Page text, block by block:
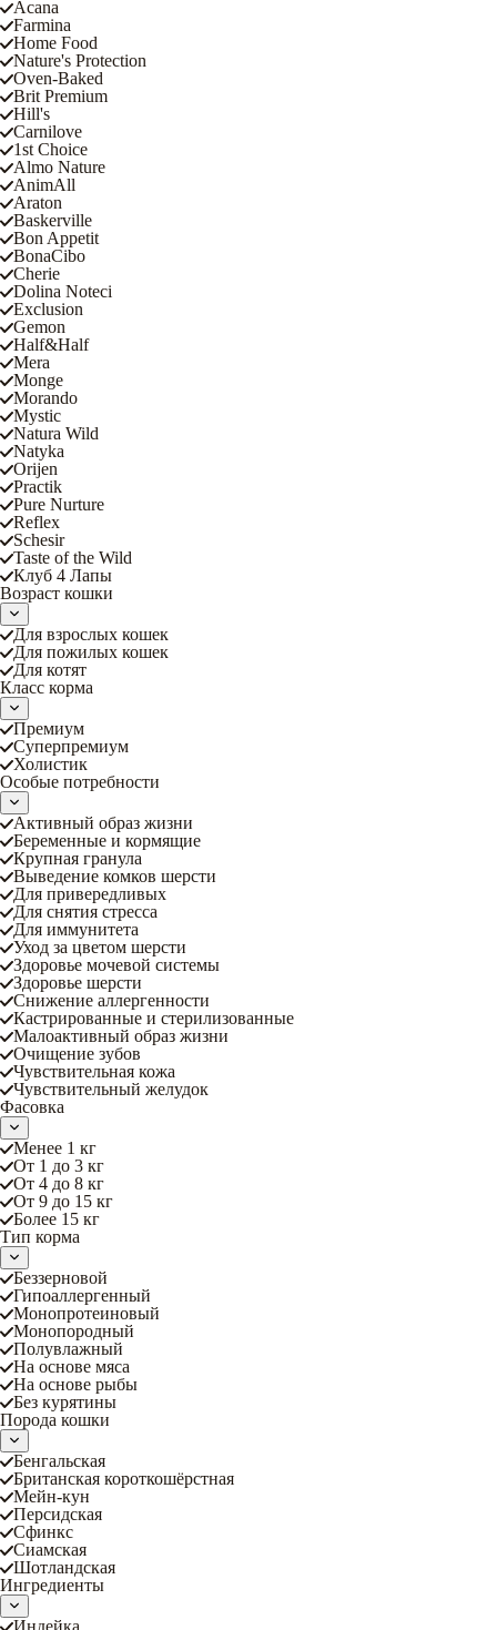
Acana
Farmina
Home Food
Nature's Protection
Oven-Baked
Brit Premium
Hill's
Carnilove
1st Choice
Almo Nature
AnimAll
Araton
Baskerville
Bon Appetit
BonaCibo
Cherie
Dolina Noteci
Exclusion
Gemon
Half&Half
Mera
Monge
Morando
Mystic
Natura Wild
Natyka
Orijen
Practik
Pure Nurture
Reflex
Schesir
Taste of the Wild
Клуб 4 Лапы
Возраст кошки
Для взрослых кошек
Для пожилых кошек
Для котят
Класс корма
Премиум
Суперпремиум
Холистик
Особые потребности
Активный образ жизни
Беременные и кормящие
Крупная гранула
Выведение комков шерсти
Для привередливых
Для снятия стресса
Для иммунитета
Уход за цветом шерсти
Здоровье мочевой системы
Здоровье шерсти
Снижение аллергенности
Кастрированные и стерилизованные
Малоактивный образ жизни
Очищение зубов
Чувствительная кожа
Чувствительный желудок
Фасовка
Менее 1 кг
От 1 до 3 кг
От 4 до 8 кг
От 9 до 15 кг
Более 15 кг
Тип корма
Беззерновой
Гипоаллергенный
Монопротеиновый
Монопородный
Полувлажный
На основе мяса
На основе рыбы
Без курятины
Порода кошки
Бенгальская
Британская короткошёрстная
Мейн-кун
Персидская
Сфинкс
Сиамская
Шотландская
Ингредиенты
Индейка